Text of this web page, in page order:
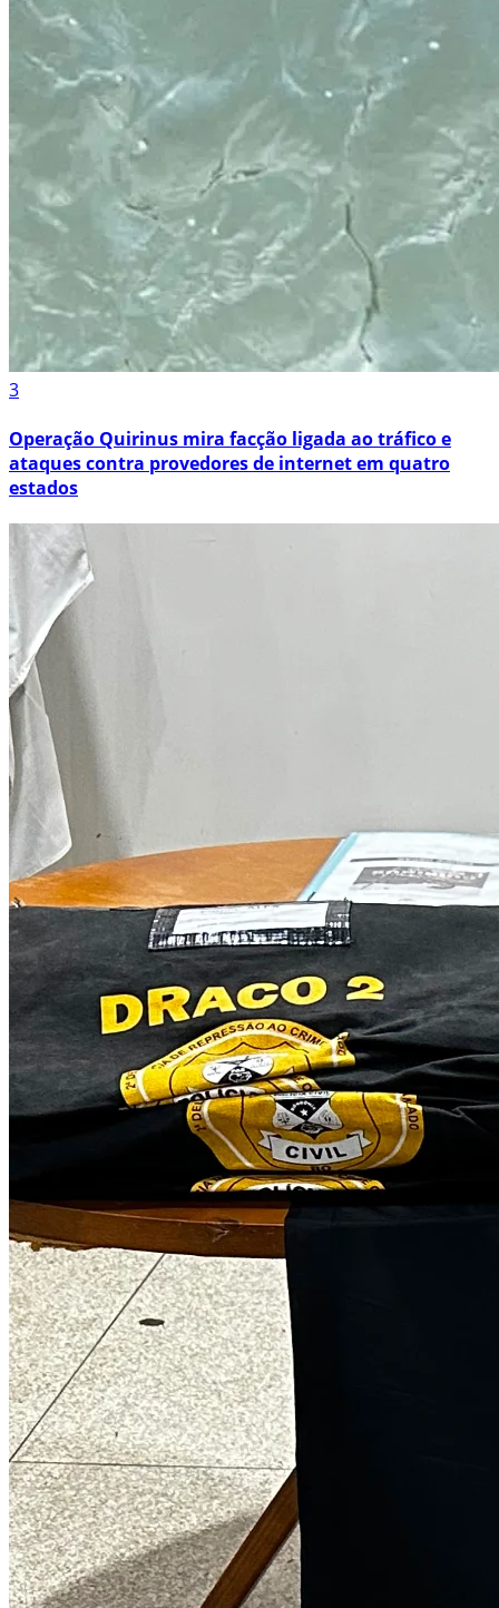
3
Operação Quirinus mira facção ligada ao tráfico e
ataques contra provedores de internet em quatro
estados